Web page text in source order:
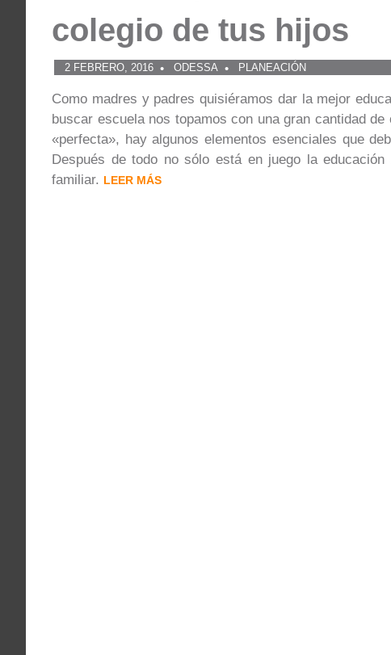
colegio de tus hijos
2 FEBRERO, 2016 ODESSA PLANEACIÓN
Como madres y padres quisiéramos dar la mejor
buscar escuela nos topamos con una gran cantidad
«perfecta», hay algunos elementos esenciales que
Después de todo no sólo está en juego la
familiar. LEER MÁS